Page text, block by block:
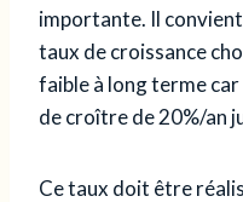
importante. Il
taux de croissance
faible à long terme
de croître de 20%/an
Ce taux doit être